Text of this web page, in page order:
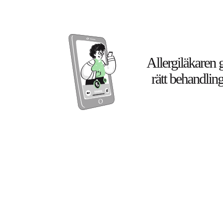
Allergiläkaren
rätt